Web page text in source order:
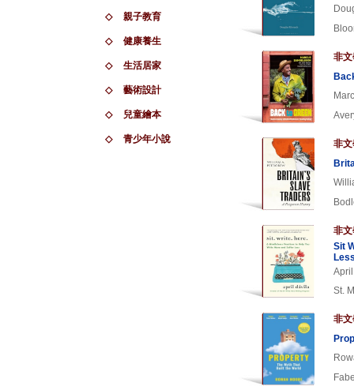
◇ 親子教育
◇ 健康養生
◇ 生活居家
◇ 藝術設計
◇ 兒童繪本
◇ 青少年小說
非
非
非
Sit
St.
非